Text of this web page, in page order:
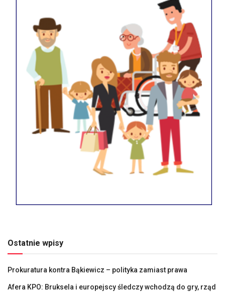
Ostatnie wpisy
Prokuratura kontra Bąkiewicz – polityka zamiast prawa
Afera KPO: Bruksela i europejscy śledczy wchodzą do gry, rząd